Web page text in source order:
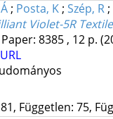
; Posta, K; Szép, R;
Violet-5R
Paper: 8385 , 12 p.
Független: 75,